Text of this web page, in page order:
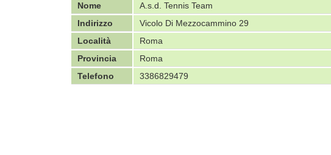
Nome
A.s.d. Tennis Team
Indirizzo
Vicolo Di Mezzocammino 29
Località
Roma
Provincia
Roma
Telefono
3386829479